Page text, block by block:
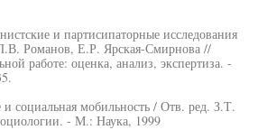
и партисипаторные исследования
Романов, Е.Р. Ярская-Смирнова //
работе: оценка, анализ, экспертиза. -
и социальная мобильность / Отв. ред. З.Т.
- М.: Наука, 1999